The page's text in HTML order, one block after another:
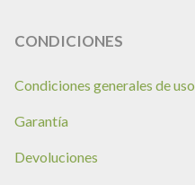
CONDICIONES
Condiciones generales de uso
Garantía
Devoluciones